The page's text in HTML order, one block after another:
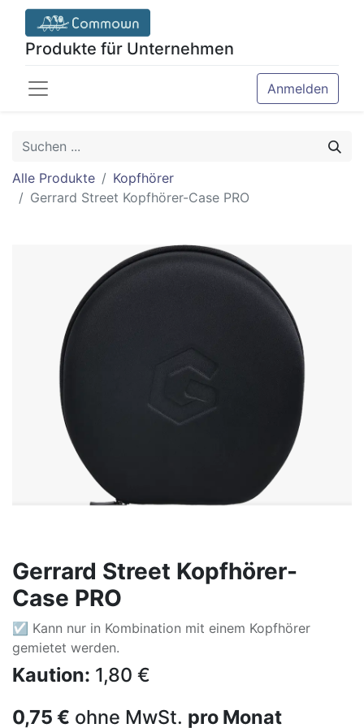
Produkte für Unternehmen
Anmelden
Alle Produkte
Kopfhörer
Gerrard Street Kopfhörer-Case PRO
Gerrard Street Kopfhörer-
Case PRO
☑ Kann nur in Kombination mit einem Kopfhörer
gemietet werden.
Kaution: 1,80 €
0,75 € ohne MwSt. pro Monat